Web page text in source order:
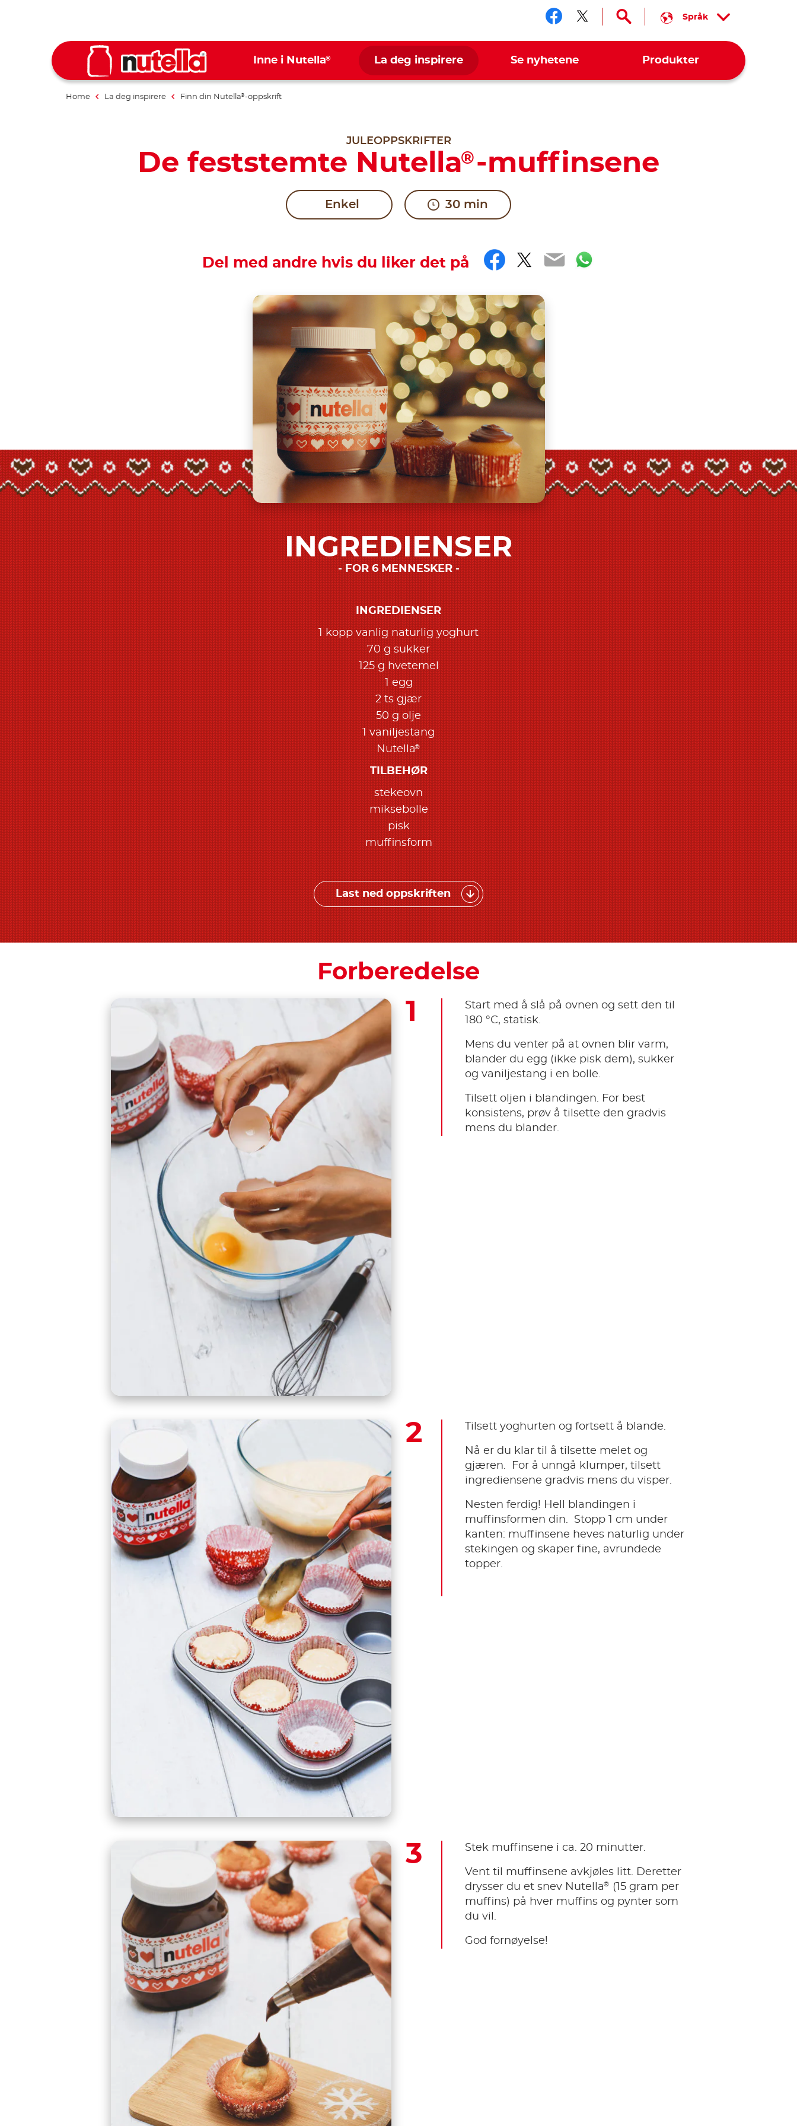
Følg oss på facebook
Følg oss på twitter
Språk
Inne i Nutella® La deg inspirere Se nyhetene Produkter
Home La deg inspirere Finn din Nutella®-oppskrift
JULEOPPSKRIFTER
De feststemte Nutella® -muffinsene
Enkel 30 min
Del med andre hvis du liker det på Facebook
Twitter
EmailWhatsApp
INGREDIENSER
FOR 6 MENNESKER
INGREDIENSER
1 kopp vanlig naturlig yoghurt
70 g sukker
125 g hvetemel
1 egg
2 ts gjær
50 g olje
1 vaniljestang
Nutella®
TILBEHØR
stekeovn
miksebolle
pisk
muffinsform
Last ned oppskriften
Forberedelse
Start med å slå på ovnen og sett den til
180 °C, statisk.
Mens du venter på at ovnen blir varm,
blander du egg (ikke pisk dem), sukker
og vaniljestang i en bolle.
Tilsett oljen i blandingen. For best
konsistens, prøv å tilsette den gradvis
mens du blander.
Tilsett yoghurten og fortsett å blande.
Nå er du klar til å tilsette melet og
gjæren. ​ For å unngå klumper, tilsett
ingrediensene gradvis mens du visper.
Nesten ferdig! Hell blandingen i
muffinsformen din. ​ Stopp 1 cm under
kanten: muffinsene heves naturlig under
stekingen og skaper fine, avrundede
topper.
Stek muffinsene i ca. 20 minutter.
Vent til muffinsene avkjøles litt. Deretter
drysser du et snev Nutella®
(15 gram per
muffins) på hver muffins og pynter som
du vil.
God fornøyelse!